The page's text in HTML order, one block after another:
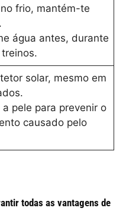
frio, mantém-te
água antes, durante
solar, mesmo em
pele para prevenir o
causado pelo
todas as vantagens de